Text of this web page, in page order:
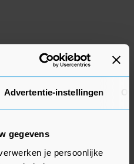
Advertentie-instellingen
gegevens
je persoonlijke